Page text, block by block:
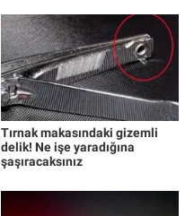
Tırnak makasındaki gizemli
delik! Ne işe yaradığına
şaşıracaksınız